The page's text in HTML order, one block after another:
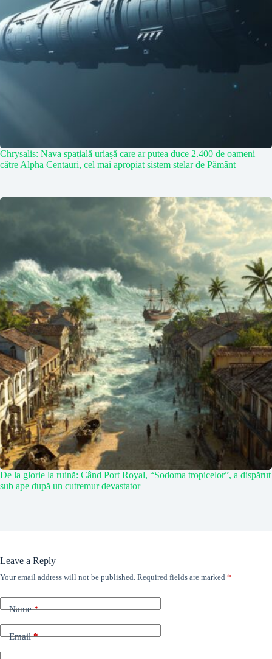
Chrysalis: Nava spațială uriașă care ar putea duce 2.400 de oameni
către Alpha Centauri, cel mai apropiat sistem stelar de Pământ
De la glorie la ruină: Când Port Royal, “Sodoma tropicelor”, a dispărut
sub ape după un cutremur devastator
Leave a Reply
Your email address will not be published. Required fields are marked *
Name*
Email*